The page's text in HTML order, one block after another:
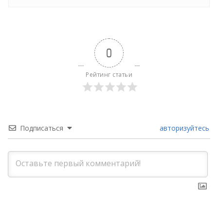
0
Рейтинг статьи
Подписаться авторизуйтесь